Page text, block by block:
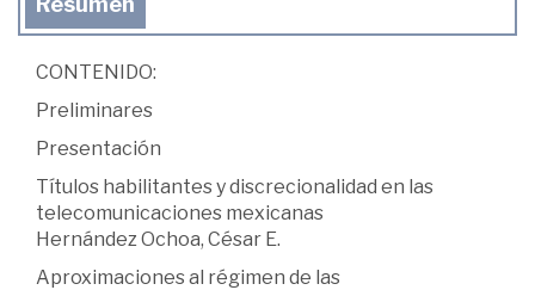
CONTENIDO:
Preliminares
Presentación
Títulos habilitantes y discrecionalidad en las
telecomunicaciones mexicanas
Hernández Ochoa, César E.
Aproximaciones al régimen de las